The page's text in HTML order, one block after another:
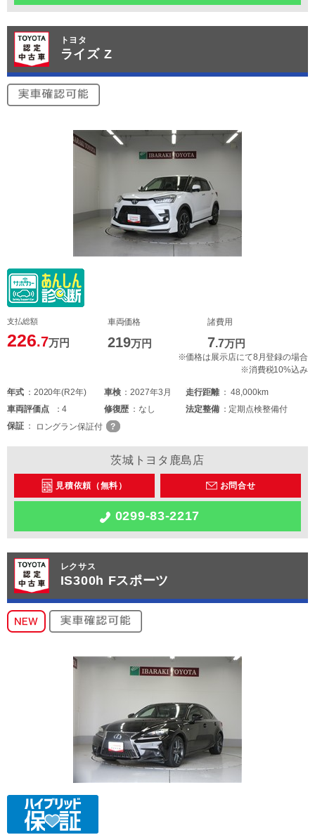
トヨタ
ライズ Z
支払総額
226.7万円
車両価格
219万円
諸費用
7.7万円
※価格は展示店にて8月登録の場合
※消費税10%込み
年式 2020年(R2年) 車検 2027年3月 走行距離
48,000km
車両評価点 4 修復歴 なし 法定整備
定期点検整備付
保証
ロングラン保証付
茨城トヨタ鹿島店
見積依頼（無料） お問合せ
0299-83-2217
レクサス
IS300h Fスポーツ